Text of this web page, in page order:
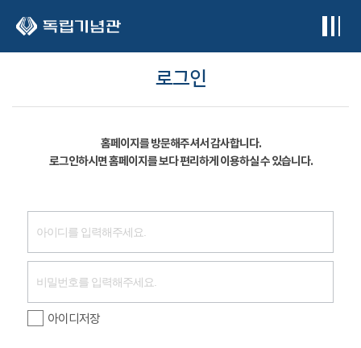
로그인
홈페이지를 방문해주셔서 감사합니다.
로그인하시면 홈페이지를 보다 편리하게 이용하실 수 있습니다.
아이디저장